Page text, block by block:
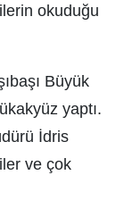
okuduğu
Büyük
yaptı.
İdris
ve çok